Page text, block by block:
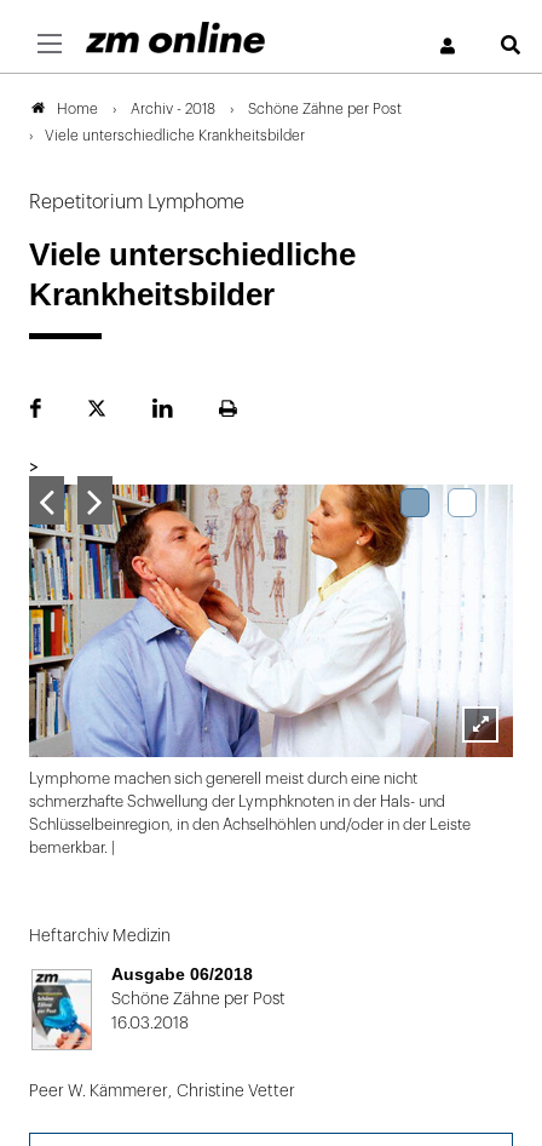
Home Archiv - 2018
Schöne Zähne per Post
Viele unterschiedliche Krankheitsbilder
Repetitorium Lymphome
Viele unterschiedliche
Krankheitsbilder
FacebookPlattformLinekdInSeite
>
Lightbox
Lymphome machen sich generell meist durch eine nicht
schmerzhafte Schwellung der Lymphknoten in der Hals- und
Schlüsselbeinregion, in den Achselhöhlen und/oder in der Leiste
bemerkbar. |
1
von
2
Heftarchiv Medizin
Ausgabe 06/2018
Schöne Zähne per Post
16.03.2018
Peer W. Kämmerer Christine Vetter